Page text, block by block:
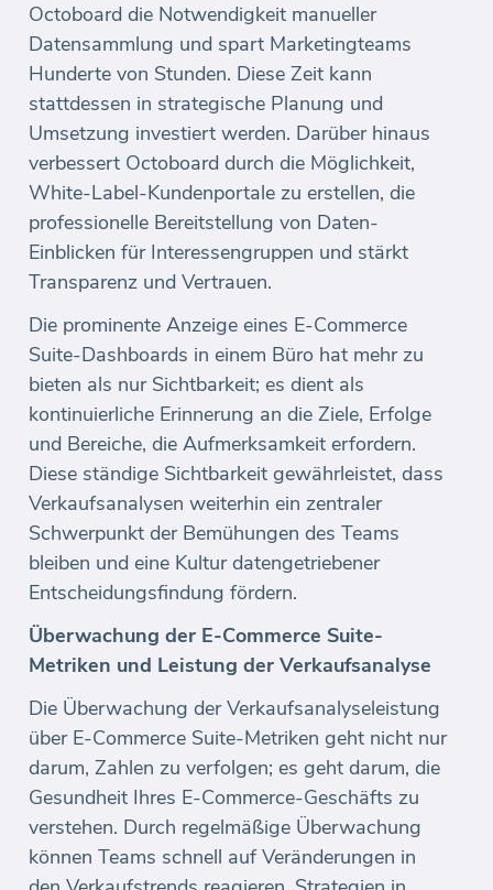
Octoboard die Notwendigkeit manueller
Datensammlung und spart Marketingteams
Hunderte von Stunden. Diese Zeit kann
stattdessen in strategische Planung und
Umsetzung investiert werden. Darüber hinaus
verbessert Octoboard durch die Möglichkeit,
White-Label-Kundenportale zu erstellen, die
professionelle Bereitstellung von Daten-
Einblicken für Interessengruppen und stärkt
Transparenz und Vertrauen.
Die prominente Anzeige eines E-Commerce
Suite-Dashboards in einem Büro hat mehr zu
bieten als nur Sichtbarkeit; es dient als
kontinuierliche Erinnerung an die Ziele, Erfolge
und Bereiche, die Aufmerksamkeit erfordern.
Diese ständige Sichtbarkeit gewährleistet, dass
Verkaufsanalysen weiterhin ein zentraler
Schwerpunkt der Bemühungen des Teams
bleiben und eine Kultur datengetriebener
Entscheidungsfindung fördern.
Überwachung der E-Commerce Suite-
Metriken und Leistung der Verkaufsanalyse
Die Überwachung der Verkaufsanalyseleistung
über E-Commerce Suite-Metriken geht nicht nur
darum, Zahlen zu verfolgen; es geht darum, die
Gesundheit Ihres E-Commerce-Geschäfts zu
verstehen. Durch regelmäßige Überwachung
können Teams schnell auf Veränderungen in